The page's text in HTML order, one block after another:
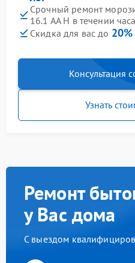
Срочный ремонт
16.1 AA H в течении часа
Скидка для вас до 20%
Консультация
Узнать
Ремонт
у Вас дома
С выездом